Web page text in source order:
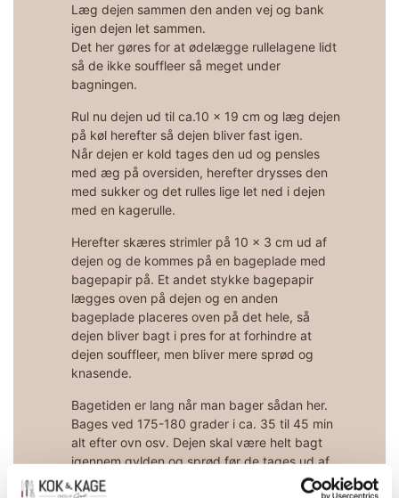
Læg dejen sammen den anden vej og bank
igen dejen let sammen.
Det her gøres for at ødelægge rullelagene lidt
så de ikke souffleer så meget under
bagningen.
Rul nu dejen ud til ca.10 x 19 cm og læg dejen
på køl herefter så dejen bliver fast igen.
Når dejen er kold tages den ud og pensles
med æg på oversiden, herefter drysses den
med sukker og det rulles lige let ned i dejen
med en kagerulle.
Herefter skæres strimler på 10 x 3 cm ud af
dejen og de kommes på en bageplade med
bagepapir på. Et andet stykke bagepapir
lægges oven på dejen og en anden
bageplade placeres oven på det hele, så
dejen bliver bagt i pres for at forhindre at
dejen souffleer, men bliver mere sprød og
knasende.
Bagetiden er lang når man bager sådan her.
Bages ved 175-180 grader i ca. 35 til 45 min
alt efter ovn osv. Dejen skal være helt bagt
igennem gylden og sprød før de tages ud af
ovnen.